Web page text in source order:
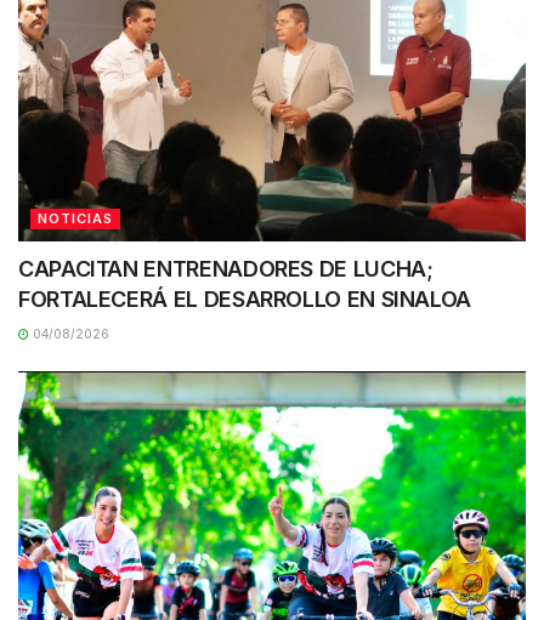
NOTICIAS
CAPACITAN ENTRENADORES DE LUCHA;
FORTALECERÁ EL DESARROLLO EN SINALOA
04/08/2026